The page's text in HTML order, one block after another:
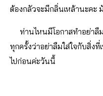
ต้องกลัวจะมีกลิ่นเหล้านะคะ
ท่านไหนมีโอกาสทำอย่าลื
ทุกครั้งว่าอย่าลืมใส่ใจกับสิ่งที่
ไปก่อนค่ะวันนี้